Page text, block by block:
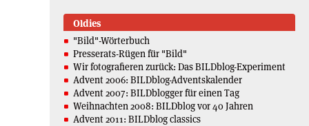
Oldies
"Bild"-Wörterbuch
Presserats-Rügen für "Bild"
Wir fotografieren zurück: Das BILDblog-Experiment
Advent 2006: BILDblog-Adventskalender
Advent 2007: BILDblogger für einen Tag
Weihnachten 2008: BILDblog vor 40 Jahren
Advent 2011: BILDblog classics